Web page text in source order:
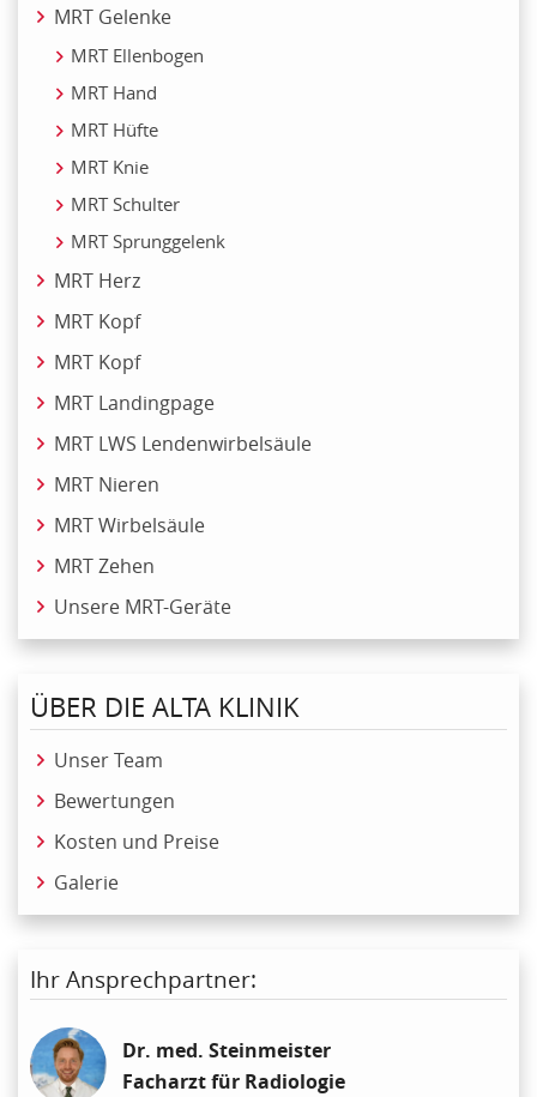
MRT Gelenke
MRT Ellenbogen
MRT Hand
MRT Hüfte
MRT Knie
MRT Schulter
MRT Sprunggelenk
MRT Herz
MRT Kopf
MRT Kopf
MRT Landingpage
MRT LWS Lendenwirbelsäule
MRT Nieren
MRT Wirbelsäule
MRT Zehen
Unsere MRT-Geräte
ÜBER DIE ALTA KLINIK
Unser Team
Bewertungen
Kosten und Preise
Galerie
Ihr Ansprechpartner:
Dr. med. Steinmeister
Facharzt für Radiologie